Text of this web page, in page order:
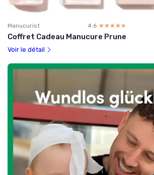
Manucurist 4.6 ☆☆☆☆☆
★★★★★
Coffret Cadeau Manucure Prune
Voir le détail